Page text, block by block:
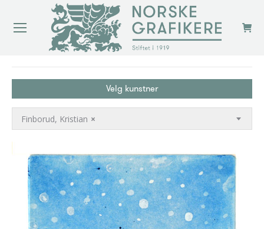
Velg kunstner
×
Finborud, Kristian